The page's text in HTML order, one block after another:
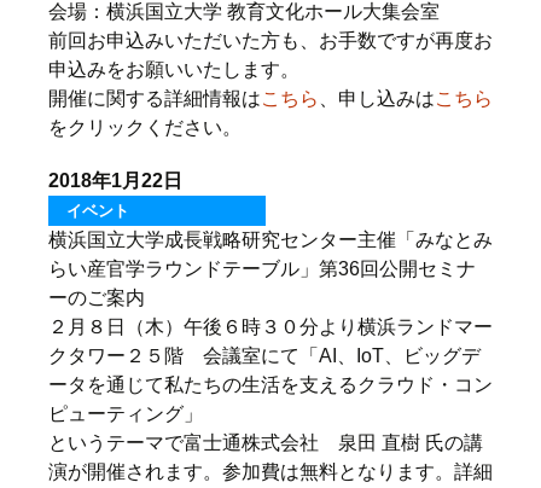
会場：横浜国立大学 教育文化ホール大集会室
前回お申込みいただいた方も、お手数ですが再度お
申込みをお願いいたします。
開催に関する詳細情報はこちら 、申し込みはこちら
をクリックください。
2018年1月22日
イベント
横浜国立大学成長戦略研究センター主催「みなとみ
らい産官学ラウンドテーブル」第36回公開セミナ
ーのご案内
２月８日（木）午後６時３０分より横浜ランドマー
クタワー２５階 会議室にて「AI、IoT、ビッグデ
ータを通じて私たちの生活を支えるクラウド・コン
ピューティング」
というテーマで富士通株式会社 泉田 直樹 氏の講
演が開催されます。参加費は無料となります。詳細